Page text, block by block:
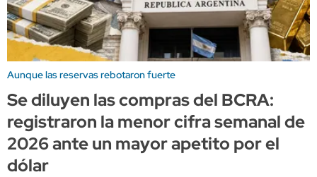
Aunque las reservas rebotaron fuerte
Se diluyen las compras del BCRA:
registraron la menor cifra semanal de
2026 ante un mayor apetito por el
dólar